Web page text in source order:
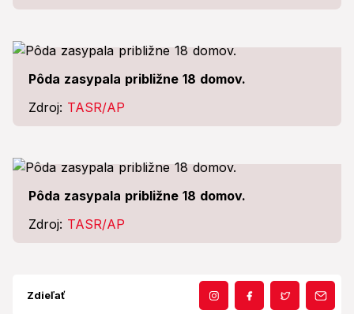
Pôda zasypala približne 18 domov.
Zdroj: TASR/AP
Pôda zasypala približne 18 domov.
Zdroj: TASR/AP
Zdieľať